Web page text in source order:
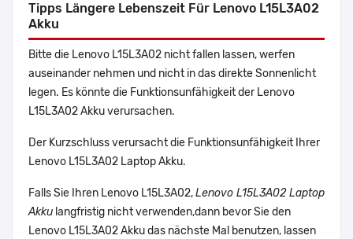
Tipps Längere Lebenszeit Für Lenovo L15L3A02
Akku
Bitte die Lenovo L15L3A02 nicht fallen lassen, werfen
auseinander nehmen und nicht in das direkte Sonnenlicht
legen. Es könnte die Funktionsunfähigkeit der Lenovo
L15L3A02 Akku verursachen.
Der Kurzschluss verursacht die Funktionsunfähigkeit Ihrer
Lenovo L15L3A02 Laptop Akku.
Falls Sie Ihren Lenovo L15L3A02,Lenovo L15L3A02 Laptop
Akku langfristig nicht verwenden,dann bevor Sie den
Lenovo L15L3A02 Akku das nächste Mal benutzen, lassen